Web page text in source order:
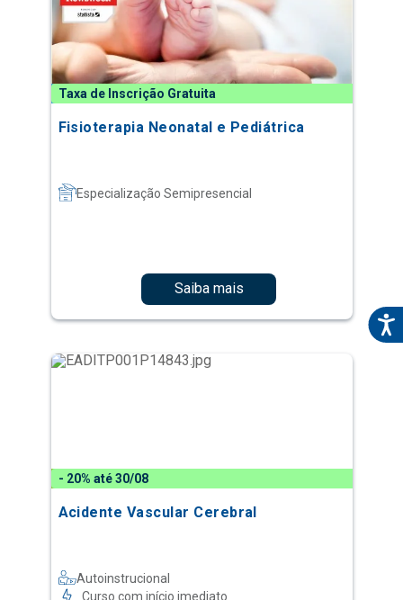
Taxa de Inscrição Gratuita
Fisioterapia Neonatal e Pediátrica
Especialização Semipresencial
Saiba mais
- 20% até 30/08
Acidente Vascular Cerebral
Autoinstrucional
Curso com início imediato